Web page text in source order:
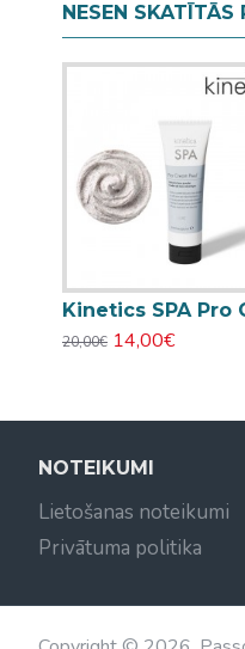
NESEN SKATĪTĀS
20,00€ 14,00€
NOTEIKUMI
Lietošanas noteikumi
Privātuma politika